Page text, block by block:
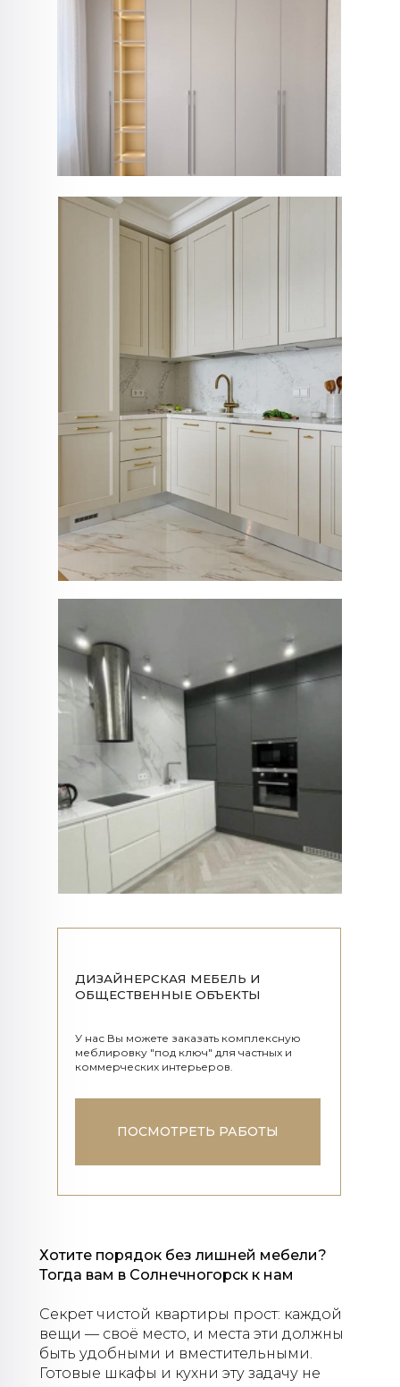
ДИЗАЙНЕРСКАЯ МЕБЕЛЬ И
ОБЩЕСТВЕННЫЕ ОБЪЕКТЫ
ПОСМОТРЕТЬ РАБОТЫ
У нас Вы можете заказать комплексную
меблировку "под ключ" для частных и
коммерческих интерьеров.
Хотите порядок без лишней мебели?
Тогда вам в Солнечногорск к нам
Секрет чистой квартиры прост: каждой
вещи — своё место, и места эти должны
быть удобными и вместительными.
Готовые шкафы и кухни эту задачу не